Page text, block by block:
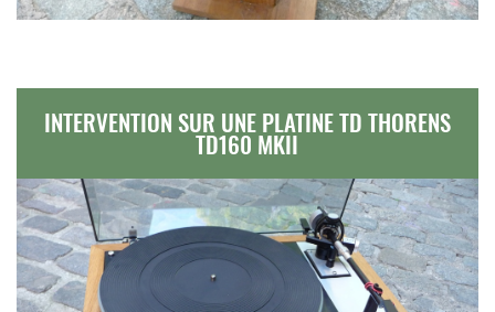
INTERVENTION SUR UNE PLATINE TD THORENS
TD160 MKII